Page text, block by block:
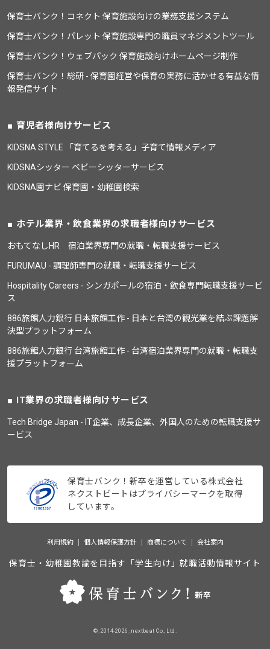
保育士バンク！コネクト 保育施設向けの業務支援システム
保育士バンク！パレット 保育施設専門の職員マネジメントツール
保育士バンク！ウェブパック 保育施設向けホームページ制作
保育士バンク！総研 - 保育園経営や保育の実務に活かせる有益な情
報発信サイト
育児者様向けサービス
KIDSNA STYLE 「育てるを考える」子育て情報メディア
KIDSNAシッター ベビーシッターサービス
KIDSNA園ナビ 保育園・幼稚園検索
ホテル業界・飲食業界の求職者様向けサービス
おもてなしHR 宿泊業界専門の就職・転職支援サービス
FURUMAU - 調理師専門の就職・転職支援サービス
Hospitality Careers - シンガポールの宿泊・飲食専門転職支援サービ
ス
886旅館人力銀行 日本旅館工作 - 日本と台湾の観光業を結ぶ課題解
決型プラットフォーム
886旅館人力銀行 台湾旅館工作 - 台湾宿泊業界専門の就職・転職支
援プラットフォーム
IT業界の求職者様向けサービス
Tech Bridge Japan - IT企業、成長企業、外国人のための転職支援サ
ービス
保育士バンク！新卒を運営している株式会社
ネクストビートはプライバシーマークを取得
しています。
利用規約 個人情報保護方針 商標について 会社案内
保育士・幼稚園教諭を目指す「学生向け」就職活動情報サイト
©_2014-2026_nextbeat Co., Ltd.